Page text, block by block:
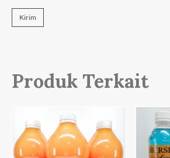
Produk Terkait